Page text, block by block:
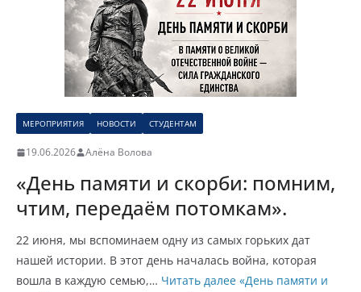
МЕРОПРИЯТИЯ НОВОСТИ СТУДЕНТАМ
19.06.2026 Алёна Волова
«День памяти и скорби: помним,
чтим, передаём потомкам».
22 июня, мы вспоминаем одну из самых горьких дат
нашей истории. В этот день началась война, которая
вошла в каждую семью,… Читать далее «День памяти и